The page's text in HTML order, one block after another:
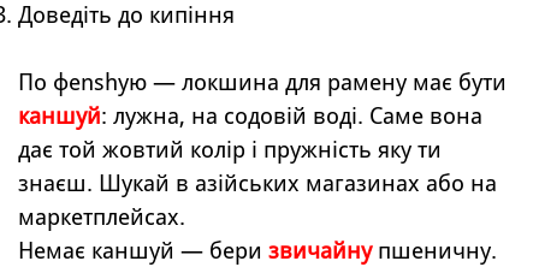
Доведіть до кипіння
По фenshую — локшина для рамену має бути
каншуй: лужна, на содовій воді. Саме вона
дає той жовтий колір і пружність яку ти
знаєш. Шукай в азійських магазинах або на
маркетплейсах.
Немає каншуй — бери звичайну пшеничну.